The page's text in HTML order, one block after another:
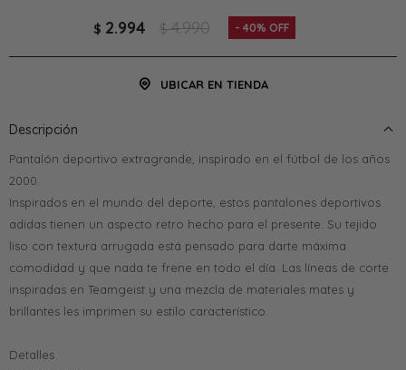
$ 2.994 $ 4.990 40
UBICAR EN TIENDA
Descripción
Pantalón deportivo extragrande, inspirado en el fútbol de los años
2000.
Inspirados en el mundo del deporte, estos pantalones deportivos
adidas tienen un aspecto retro hecho para el presente. Su tejido
liso con textura arrugada está pensado para darte máxima
comodidad y que nada te frene en todo el día. Las líneas de corte
inspiradas en Teamgeist y una mezcla de materiales mates y
brillantes les imprimen su estilo característico.
Detalles